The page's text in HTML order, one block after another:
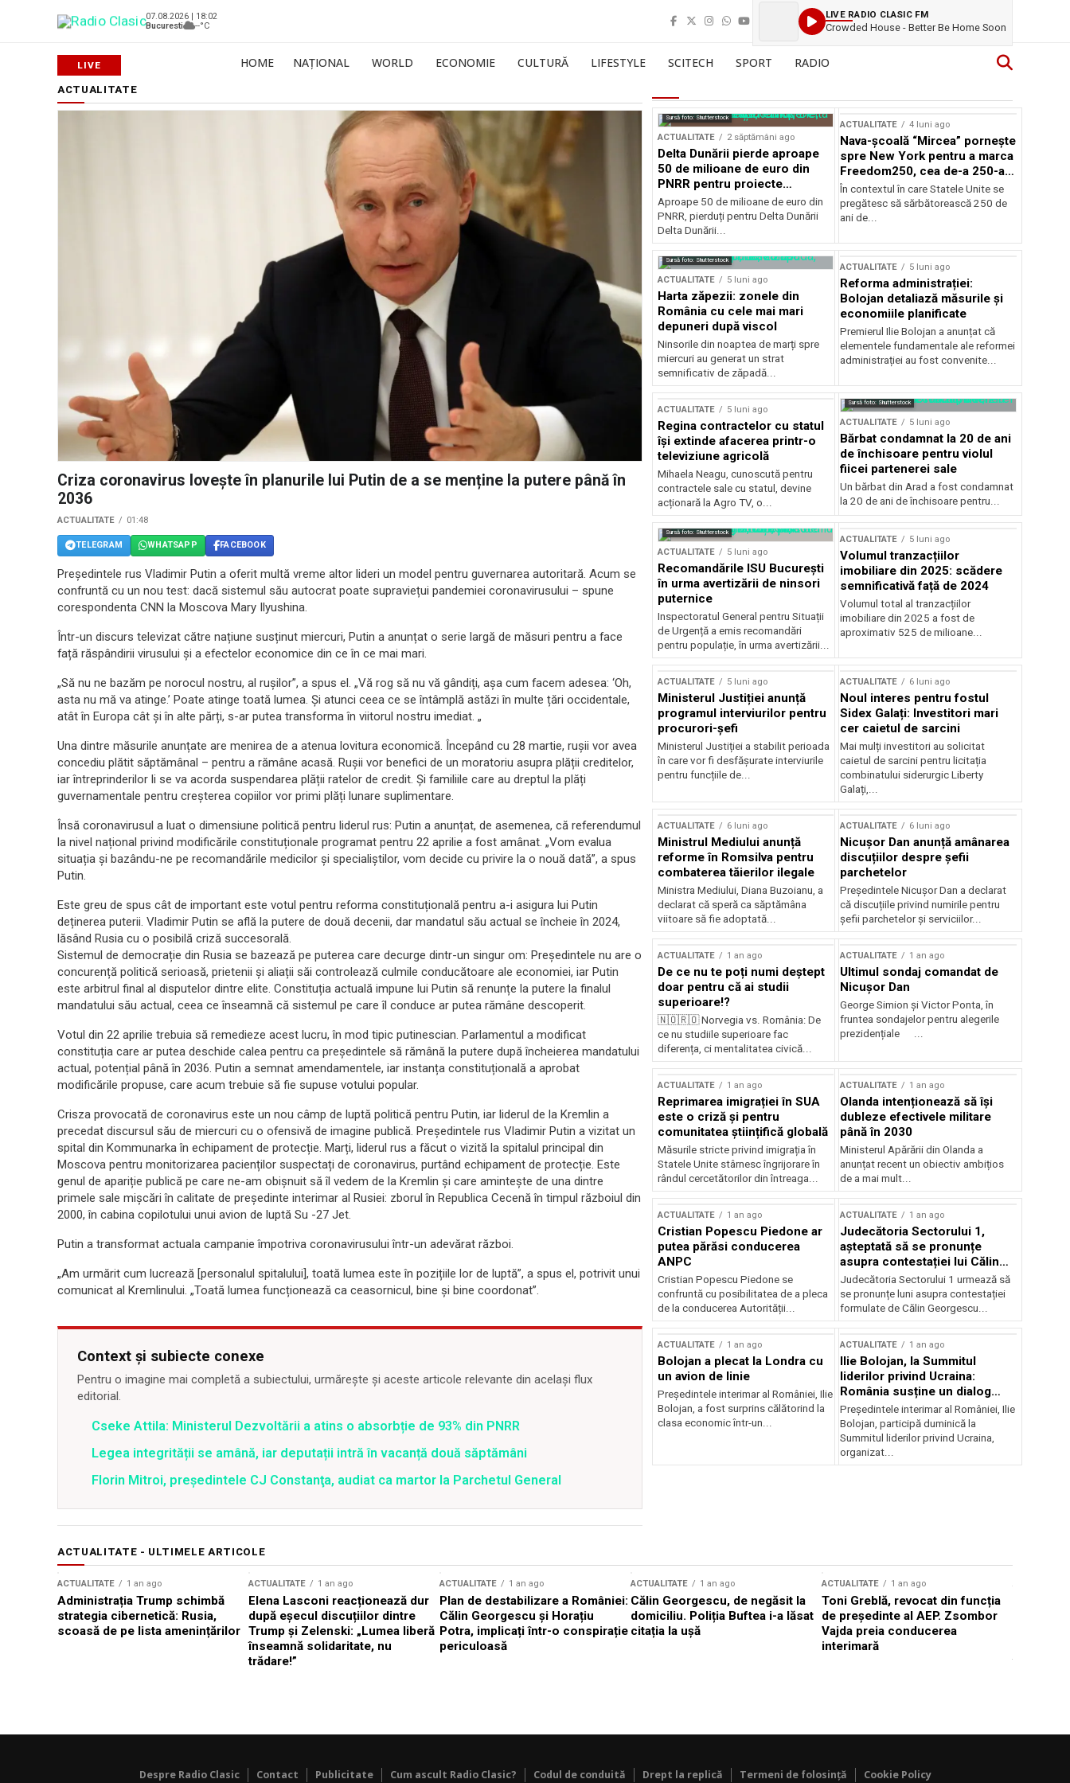
07.08.2026 | 18:02
Bucuresti
--°C
LIVE RADIO CLASIC FM
Crowded House - Better Be Home Soon
HOME NAȚIONAL WORLD ECONOMIE CULTURĂ LIFESTYLE SCITECH SPORT RADIO
ACTUALITATE
Criza coronavirus lovește în planurile lui Putin de a se menține la putere până în
2036
ACTUALITATE 01:48
TELEGRAM WHATSAPP FACEBOOK
Președintele rus Vladimir Putin a oferit multă vreme altor lideri un model pentru guvernarea autoritară. Acum se
confruntă cu un nou test: dacă sistemul său autocrat poate supraviețui pandemiei coronavirusului – spune
corespondenta CNN la Moscova Mary Ilyushina.
Într-un discurs televizat către națiune susținut miercuri, Putin a anunțat o serie largă de măsuri pentru a face
față răspândirii virusului și a efectelor economice din ce în ce mai mari.
„Să nu ne bazăm pe norocul nostru, al rușilor”, a spus el. „Vă rog să nu vă gândiți, așa cum facem adesea: ‘Oh,
asta nu mă va atinge.’ Poate atinge toată lumea. Și atunci ceea ce se întâmplă astăzi în multe țări occidentale,
atât în Europa cât și în alte părți, s-ar putea transforma în viitorul nostru imediat. „
Una dintre măsurile anunțate are menirea de a atenua lovitura economică. Începând cu 28 martie, rușii vor avea
concediu plătit săptămânal – pentru a rămâne acasă. Rușii vor benefici de un moratoriu asupra plății creditelor,
iar întreprinderilor li se va acorda suspendarea plății ratelor de credit. Și familiile care au dreptul la plăți
guvernamentale pentru creșterea copiilor vor primi plăți lunare suplimentare.
Însă coronavirusul a luat o dimensiune politică pentru liderul rus: Putin a anunțat, de asemenea, că referendumul
la nivel național privind modificările constituționale programat pentru 22 aprilie a fost amânat. „Vom evalua
situația și bazându-ne pe recomandările medicilor și specialiștilor, vom decide cu privire la o nouă dată”, a spus
Putin.
Este greu de spus cât de important este votul pentru reforma constituțională pentru a-i asigura lui Putin
deținerea puterii. Vladimir Putin se află la putere de două decenii, dar mandatul său actual se încheie în 2024,
lăsând Rusia cu o posibilă criză succesorală.
Sistemul de democrație din Rusia se bazează pe puterea care decurge dintr-un singur om: Președintele nu are o
concurență politică serioasă, prietenii și aliații săi controlează culmile conducătoare ale economiei, iar Putin
este arbitrul final al disputelor dintre elite. Constituția actuală impune lui Putin să renunțe la putere la finalul
mandatului său actual, ceea ce înseamnă că sistemul pe care îl conduce ar putea rămâne descoperit.
Votul din 22 aprilie trebuia să remedieze acest lucru, în mod tipic putinescian. Parlamentul a modificat
constituția care ar putea deschide calea pentru ca președintele să rămână la putere după încheierea mandatului
actual, potențial până în 2036. Putin a semnat amendamentele, iar instanța constituțională a aprobat
modificările propuse, care acum trebuie să fie supuse votului popular.
Crisza provocată de coronavirus este un nou câmp de luptă politică pentru Putin, iar liderul de la Kremlin a
precedat discursul său de miercuri cu o ofensivă de imagine publică. Președintele rus Vladimir Putin a vizitat un
spital din Kommunarka în echipament de protecție. Marți, liderul rus a făcut o vizită la spitalul principal din
Moscova pentru monitorizarea pacienților suspectați de coronavirus, purtând echipament de protecție. Este
genul de apariție publică pe care ne-am obișnuit să îl vedem de la Kremlin și care amintește de una dintre
primele sale mișcări în calitate de președinte interimar al Rusiei: zborul în Republica Cecenă în timpul războiul din
2000, în cabina copilotului unui avion de luptă Su -27 Jet.
Putin a transformat actuala campanie împotriva coronavirusului într-un adevărat război.
„Am urmărit cum lucrează [personalul spitalului], toată lumea este în pozițiile lor de luptă”, a spus el, potrivit unui
comunicat al Kremlinului. „Toată lumea funcționează ca ceasornicul, bine și bine coordonat”.
Context și subiecte conexe
Pentru o imagine mai completă a subiectului, urmărește și aceste articole relevante din același flux
editorial.
Cseke Attila: Ministerul Dezvoltării a atins o absorbție de 93% din PNRR
Legea integrității se amână, iar deputații intră în vacanță două săptămâni
Florin Mitroi, preşedintele CJ Constanţa, audiat ca martor la Parchetul General
Sursă foto: Shutterstock
ACTUALITATE 2 săptămâni ago
Delta Dunării pierde aproape
50 de milioane de euro din
PNRR pentru proiecte
esențiale
Aproape 50 de milioane de euro din
PNRR, pierduți pentru Delta Dunării
Delta Dunării...
ACTUALITATE 4 luni ago
Nava-școală “Mircea” pornește
spre New York pentru a marca
Freedom250, cea de-a 250-a
aniversare a Statelor Unite
În contextul în care Statele Unite se
pregătesc să sărbătorească 250 de
ani de...
Sursă foto: Shutterstock
ACTUALITATE 5 luni ago
Harta zăpezii: zonele din
România cu cele mai mari
depuneri după viscol
Ninsorile din noaptea de marți spre
miercuri au generat un strat
semnificativ de zăpadă...
ACTUALITATE 5 luni ago
Reforma administrației:
Bolojan detaliază măsurile și
economiile planificate
Premierul Ilie Bolojan a anunțat că
elementele fundamentale ale reformei
administrației au fost convenite...
ACTUALITATE 5 luni ago
Regina contractelor cu statul
își extinde afacerea printr-o
televiziune agricolă
Mihaela Neagu, cunoscută pentru
contractele sale cu statul, devine
acționară la Agro TV, o...
Sursă foto: Shutterstock
ACTUALITATE 5 luni ago
Bărbat condamnat la 20 de ani
de închisoare pentru violul
fiicei partenerei sale
Un bărbat din Arad a fost condamnat
la 20 de ani de închisoare pentru...
Sursă foto: Shutterstock
ACTUALITATE 5 luni ago
Recomandările ISU București
în urma avertizării de ninsori
puternice
Inspectoratul General pentru Situații
de Urgență a emis recomandări
pentru populație, în urma avertizării...
ACTUALITATE 5 luni ago
Volumul tranzacțiilor
imobiliare din 2025: scădere
semnificativă față de 2024
Volumul total al tranzacțiilor
imobiliare din 2025 a fost de
aproximativ 525 de milioane...
ACTUALITATE 5 luni ago
Ministerul Justiției anunță
programul interviurilor pentru
procurori-șefi
Ministerul Justiției a stabilit perioada
în care vor fi desfășurate interviurile
pentru funcțiile de...
ACTUALITATE 6 luni ago
Noul interes pentru fostul
Sidex Galați: Investitori mari
cer caietul de sarcini
Mai mulți investitori au solicitat
caietul de sarcini pentru licitația
combinatului siderurgic Liberty
Galați,...
ACTUALITATE 6 luni ago
Ministrul Mediului anunță
reforme în Romsilva pentru
combaterea tăierilor ilegale
Ministra Mediului, Diana Buzoianu, a
declarat că speră ca săptămâna
viitoare să fie adoptată...
ACTUALITATE 6 luni ago
Nicușor Dan anunță amânarea
discuțiilor despre șefii
parchetelor
Președintele Nicușor Dan a declarat
că discuțiile privind numirile pentru
șefii parchetelor și serviciilor...
ACTUALITATE 1 an ago
De ce nu te poți numi deștept
doar pentru că ai studii
superioare!?
🇳🇴🇷🇴 Norvegia vs. România: De
ce nu studiile superioare fac
diferența, ci mentalitatea civică...
ACTUALITATE 1 an ago
Ultimul sondaj comandat de
Nicușor Dan
George Simion și Victor Ponta, în
fruntea sondajelor pentru alegerile
prezidențiale ...
ACTUALITATE 1 an ago
Reprimarea imigrației în SUA
este o criză și pentru
comunitatea științifică globală
Măsurile stricte privind imigrația în
Statele Unite stârnesc îngrijorare în
rândul cercetătorilor din întreaga...
ACTUALITATE 1 an ago
Olanda intenționează să își
dubleze efectivele militare
până în 2030
Ministerul Apărării din Olanda a
anunțat recent un obiectiv ambițios
de a mai mult...
ACTUALITATE 1 an ago
Cristian Popescu Piedone ar
putea părăsi conducerea
ANPC
Cristian Popescu Piedone se
confruntă cu posibilitatea de a pleca
de la conducerea Autorității...
ACTUALITATE 1 an ago
Judecătoria Sectorului 1,
așteptată să se pronunțe
asupra contestației lui Călin
Georgescu privind controlul
judiciar
Judecătoria Sectorului 1 urmează să
se pronunțe luni asupra contestației
formulate de Călin Georgescu...
ACTUALITATE 1 an ago
Bolojan a plecat la Londra cu
un avion de linie
Președintele interimar al României, Ilie
Bolojan, a fost surprins călătorind la
clasa economic într-un...
ACTUALITATE 1 an ago
Ilie Bolojan, la Summitul
liderilor privind Ucraina:
România susține un dialog
transatlantic pentru securitate
și stabilitate
Președintele interimar al României, Ilie
Bolojan, participă duminică la
Summitul liderilor privind Ucraina,
organizat...
ACTUALITATE - ULTIMELE ARTICOLE
ACTUALITATE 1 an ago
Administrația Trump schimbă
strategia cibernetică: Rusia,
scoasă de pe lista amenințărilor
ACTUALITATE 1 an ago
Elena Lasconi reacționează dur
după eșecul discuțiilor dintre
Trump și Zelenski: „Lumea liberă
înseamnă solidaritate, nu
trădare!”
ACTUALITATE 1 an ago
Plan de destabilizare a României:
Călin Georgescu și Horațiu
Potra, implicați într-o conspirație
periculoasă
ACTUALITATE 1 an ago
Călin Georgescu, de negăsit la
domiciliu. Poliția Buftea i-a lăsat
citația la ușă
ACTUALITATE 1 an ago
Toni Greblă, revocat din funcția
de președinte al AEP. Zsombor
Vajda preia conducerea
interimară
Despre Radio Clasic Contact Publicitate Cum ascult Radio Clasic? Codul de conduită Drept la replică Termeni de folosință Cookie Policy